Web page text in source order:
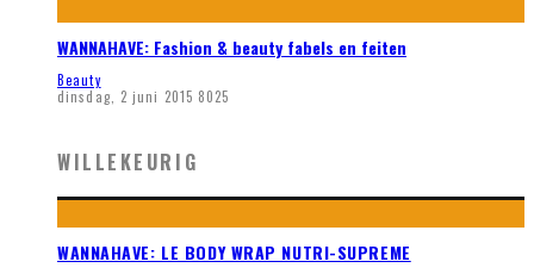
WANNAHAVE: Fashion & beauty fabels en feiten
Beauty
dinsdag, 2 juni 2015 8025
WILLEKEURIG
WANNAHAVE: LE BODY WRAP NUTRI-SUPREME